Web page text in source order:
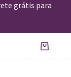
grátis para